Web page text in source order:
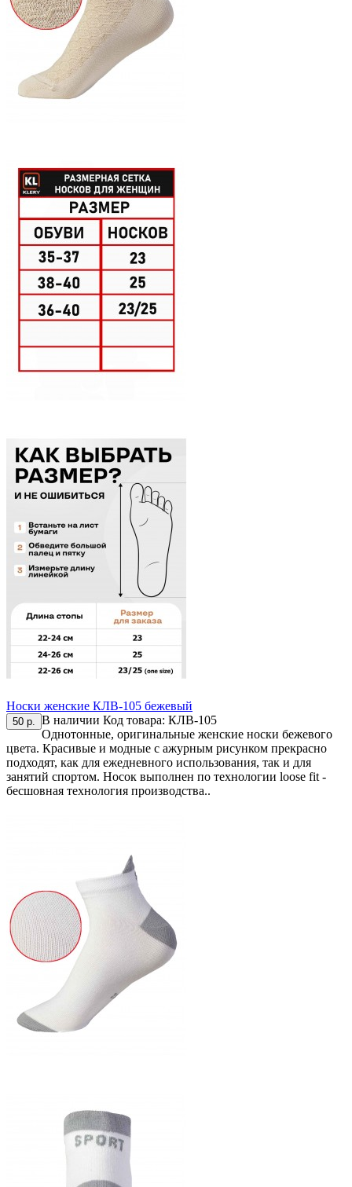
Носки женские КЛВ-105 бежевый
50 р. В наличии Код товара: КЛВ-105
Однотонные, оригинальные женские носки бежевого
цвета. Красивые и модные с ажурным рисунком прекрасно
подходят, как для ежедневного использования, так и для
занятий спортом. Носок выполнен по технологии loose fit -
бесшовная технология производства..